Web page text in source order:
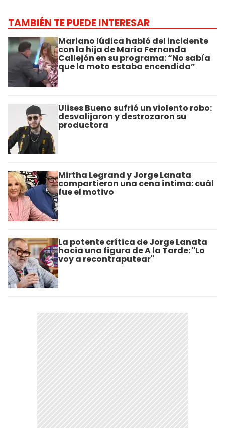
TAMBIÉN TE PUEDE INTERESAR
Mariano Iúdica habló del incidente
con la hija de María Fernanda
Callejón en su programa: “No sabía
que la moto estaba encendida”
Ulises Bueno sufrió un violento robo:
desvalijaron y destrozaron su
productora
Mirtha Legrand y Jorge Lanata
compartieron una cena íntima: cuál
fue el motivo
La potente crítica de Jorge Lanata
hacia una figura de A la Tarde: "Lo
voy a recontraputear"